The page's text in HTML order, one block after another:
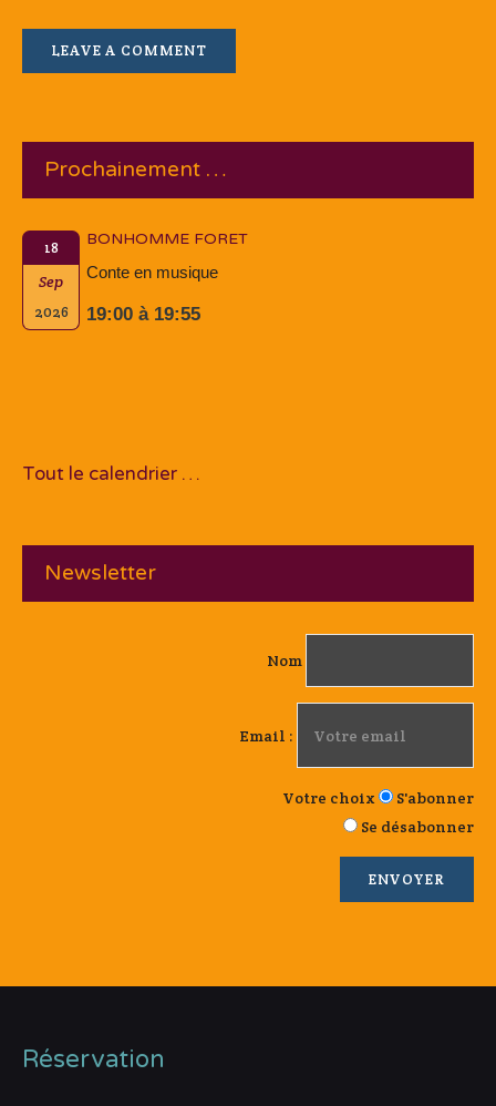
Prochainement …
18
Sep
2026
BONHOMME FORET
Conte en musique
19:00 à 19:55
Tout le calendrier …
Newsletter
Nom
Email :
Votre choix
S'abonner
Se désabonner
Réservation